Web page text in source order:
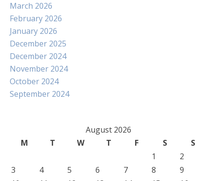
March 2026
February 2026
January 2026
December 2025
December 2024
November 2024
October 2024
September 2024
August 2026
M
T W T F S
S
1
2
3
4 5 6 7 8
9